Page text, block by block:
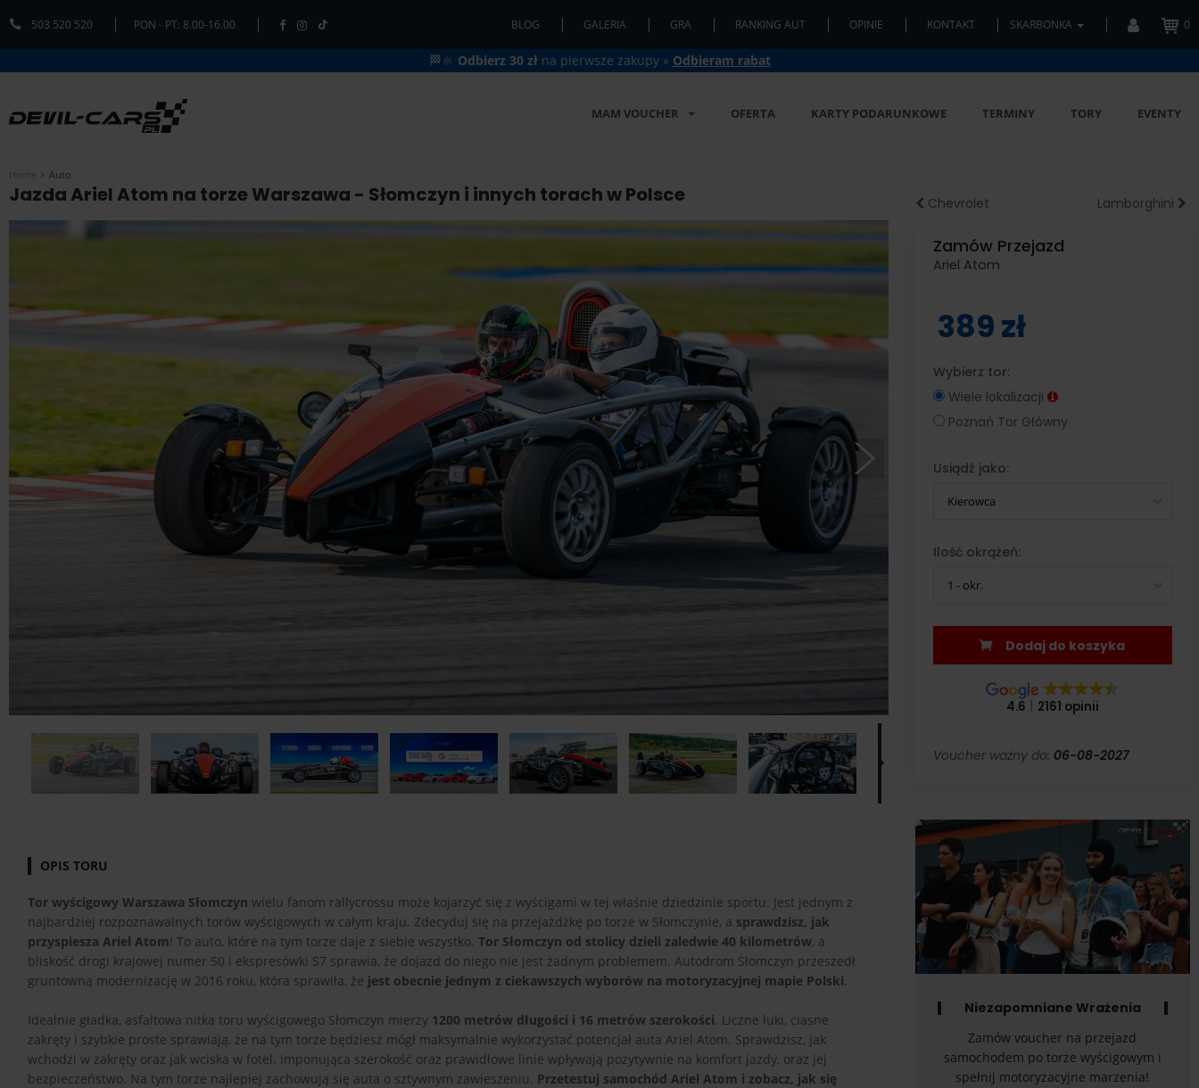
503 520 520 PON - PT: 8.00-16.00 BLOG GALERIA GRA RANKING AUT OPINIE KONTAKT SKARBONKA 0
🏁🔆 Odbierz 30 zł na pierwsze zakupy » Odbieram rabat
MAM VOUCHER OFERTA KARTY PODARUNKOWE TERMINY TORY EVENTY
Home Auto
Jazda Ariel Atom na torze Warszawa - Słomczyn i innych torach w Polsce
OPIS TORU
Tor wyścigowy Warszawa Słomczyn wielu fanom rallycrossu może kojarzyć się z wyścigami w tej właśnie dziedzinie sportu. Jest jednym z
najbardziej rozpoznawalnych torów wyścigowych w całym kraju. Zdecyduj się na przejażdżkę po torze w Słomczynie, a sprawdzisz, jak
przyspiesza Ariel Atom! To auto, które na tym torze daje z siebie wszystko. Tor Słomczyn od stolicy dzieli zaledwie 40 kilometrów, a
bliskość drogi krajowej numer 50 i ekspresówki S7 sprawia, że dojazd do niego nie jest żadnym problemem. Autodrom Słomczyn przeszedł
gruntowną modernizację w 2016 roku, która sprawiła, że jest obecnie jednym z ciekawszych wyborów na motoryzacyjnej mapie Polski.
Idealnie gładka, asfaltowa nitka toru wyścigowego Słomczyn mierzy 1200 metrów długości i 16 metrów szerokości. Liczne łuki, ciasne
zakręty i szybkie proste sprawiają, że na tym torze będziesz mógł maksymalnie wykorzystać potencjał auta Ariel Atom. Sprawdzisz, jak
wchodzi w zakręty oraz jak wciska w fotel. Imponująca szerokość oraz prawidłowe linie wpływają pozytywnie na komfort jazdy, oraz jej
bezpieczeństwo. Na tym torze najlepiej zachowują się auta o sztywnym zawieszeniu. Przetestuj samochód Ariel Atom i zobacz, jak się
Chevrolet Lamborghini
Zamów Przejazd
Ariel Atom
389 zł
Wybierz tor:
Wiele lokalizacji
Poznań Tor Główny
Usiądź jako:
Kierowca
Ilość okrążeń:
1 - okr.
Dodaj do koszyka
4.6 2161 opinii
Voucher ważny do: 06-08-2027
Niezapomniane Wrażenia
Zamów voucher na przejazd
samochodem po torze wyścigowym i
spełnij motoryzacyjne marzenia!